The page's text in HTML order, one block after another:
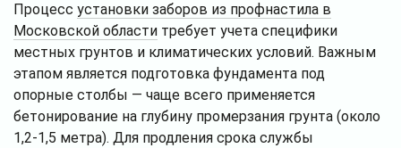
Процесс установки заборов из профнастила в
Московской области требует учета специфики
местных грунтов и климатических условий. Важным
этапом является подготовка фундамента под
опорные столбы — чаще всего применяется
бетонирование на глубину промерзания грунта (около
1,2-1,5 метра). Для продления срока службы